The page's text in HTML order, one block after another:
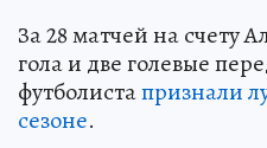
За 28 матчей на счету
гола и две голевые
футболистапризнали
сезоне.